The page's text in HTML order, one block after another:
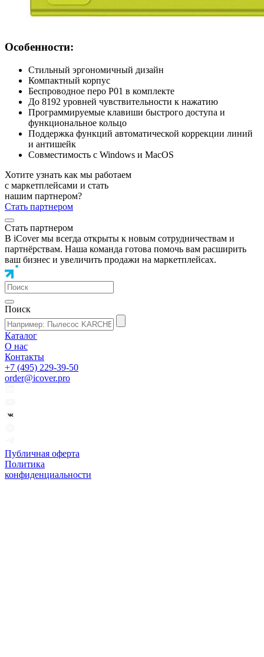
Особенности:
Стильный эргономичный дизайн
Компактный корпус
Беспроводное перо P01 в комплекте
До 8192 уровней чувствительности к нажатию
Программируемые клавиши быстрого доступа и
функциональное кольцо
Поддержка функций автоматической коррекции линий
и антишейк
Совместимость с Windows и MacOS
Хотите узнать как мы работаем
с маркетплейсами и стать
нашим партнером?
Стать партнером
Стать партнером
В iCover мы всегда открыты к новым сотрудничествам и
партнёрствам. Наша команда готова помочь вам расширить
ваш бизнес и увеличить продажи на маркетплейсах.
Поиск
Каталог
О нас
Контакты
+7 (495) 229-39-50
order@icover.pro
Публичная оферта
Политика
конфиденциальности